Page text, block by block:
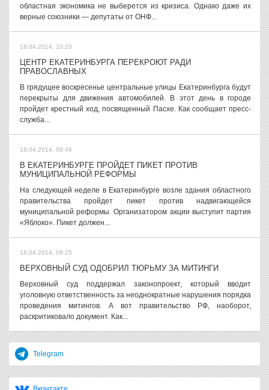
областная экономика не выберется из кризиса. Однако даже их
верные союзники — депутаты от ОНФ...
18.04.2014, 10:20
ЦЕНТР ЕКАТЕРИНБУРГА ПЕРЕКРОЮТ РАДИ
ПРАВОСЛАВНЫХ
В грядущее воскресенье центральные улицы Екатеринбурга будут
перекрыты для движения автомобилей. В этот день в городе
пройдет крестный ход, посвященный Пасхе. Как сообщает пресс-
служба...
18.04.2014, 09:46
В ЕКАТЕРИНБУРГЕ ПРОЙДЕТ ПИКЕТ ПРОТИВ
МУНИЦИПАЛЬНОЙ РЕФОРМЫ
На следующей неделе в Екатеринбурге возле здания областного
правительства пройдет пикет против надвигающейся
муниципальной реформы. Организатором акции выступит партия
«Яблоко». Пикет должен...
18.04.2014, 09:25
ВЕРХОВНЫЙ СУД ОДОБРИЛ ТЮРЬМУ ЗА МИТИНГИ
Верховный суд поддержал законопроект, который вводит
уголовную ответственность за неоднократные нарушения порядка
проведения митингов. А вот правительство РФ, наоборот,
раскритиковало документ. Как...
Telegram